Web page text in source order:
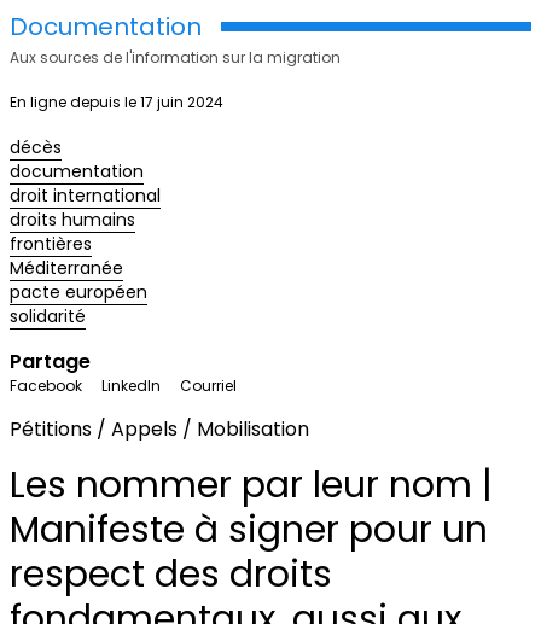
Documentation
Aux sources de l'information sur la migration
En ligne depuis le 17 juin 2024
décès
documentation
droit international
droits humains
frontières
Méditerranée
pacte européen
solidarité
Partage
Facebook LinkedIn Courriel
Pétitions / Appels / Mobilisation
Les nommer par leur nom |
Manifeste à signer pour un
respect des droits